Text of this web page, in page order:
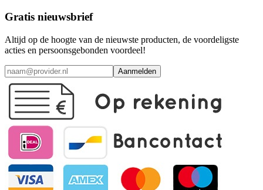
Gratis nieuwsbrief
Altijd op de hoogte van de nieuwste producten, de voordeligste
acties en persoonsgebonden voordeel!
Aanmelden